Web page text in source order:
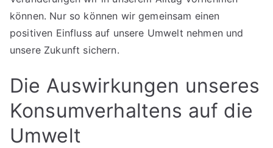
können. Nur so können wir gemeinsam einen
positiven Einfluss auf unsere Umwelt nehmen und
unsere Zukunft sichern.
Die Auswirkungen unseres
Konsumverhaltens auf die
Umwelt